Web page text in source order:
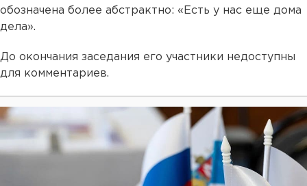
обозначена более абстрактно: «Есть у нас еще дома
дела».
До окончания заседания его участники недоступны
для комментариев.